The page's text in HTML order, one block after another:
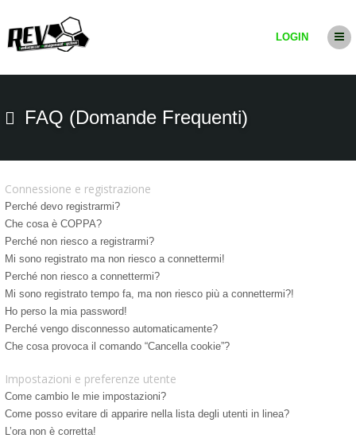
LOGIN
FAQ (Domande Frequenti)
Connessione e registrazione
Perché devo registrarmi?
Che cosa è COPPA?
Perché non riesco a registrarmi?
Mi sono registrato ma non riesco a connettermi!
Perché non riesco a connettermi?
Mi sono registrato tempo fa, ma non riesco più a connettermi?!
Ho perso la mia password!
Perché vengo disconnesso automaticamente?
Che cosa provoca il comando “Cancella cookie”?
Impostazioni e preferenze utente
Come cambio le mie impostazioni?
Come posso evitare di apparire nella lista degli utenti in linea?
L’ora non è corretta!